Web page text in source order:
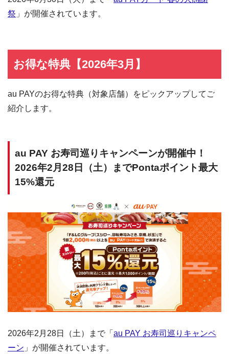
祭 」が開催されています。
お得な特典【2026年3月】
au PAYのお得な特典（対象店舗）をピックアップしてご
紹介します。
au PAY お寿司巡りキャンペーンが開催中！
2026年2月28日（土）までPontaポイント最大
15%還元
2026年2月28日（土）まで「 au PAY お寿司巡りキャンペ
ーン 」が開催されています。